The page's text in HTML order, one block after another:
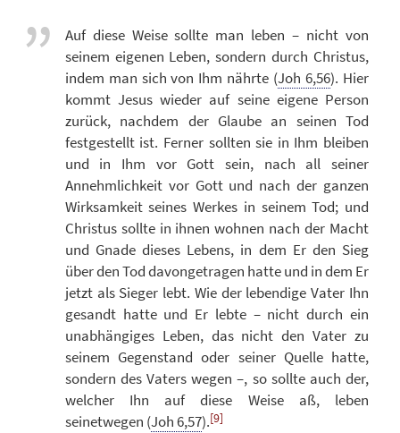
Auf diese Weise sollte man leben – nicht von
seinem eigenen Leben, sondern durch Christus,
indem man sich von Ihm nährte (Joh 6,56). Hier
kommt Jesus wieder auf seine eigene Person
zurück, nachdem der Glaube an seinen Tod
festgestellt ist. Ferner sollten sie in Ihm bleiben
und in Ihm vor Gott sein, nach all seiner
Annehmlichkeit vor Gott und nach der ganzen
Wirksamkeit seines Werkes in seinem Tod; und
Christus sollte in ihnen wohnen nach der Macht
und Gnade dieses Lebens, in dem Er den Sieg
über den Tod davongetragen hatte und in dem Er
jetzt als Sieger lebt. Wie der lebendige Vater Ihn
gesandt hatte und Er lebte – nicht durch ein
unabhängiges Leben, das nicht den Vater zu
seinem Gegenstand oder seiner Quelle hatte,
sondern des Vaters wegen –, so sollte auch der,
welcher Ihn auf diese Weise aß, leben
seinetwegen (Joh 6,57).[9]